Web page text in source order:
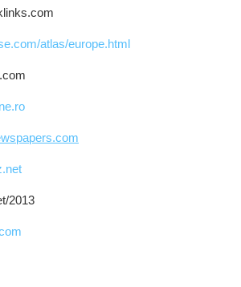
atlas/europe.html
2013